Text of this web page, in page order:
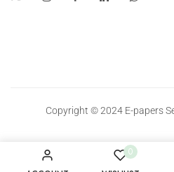
0
Copyright © 2024 E-papers